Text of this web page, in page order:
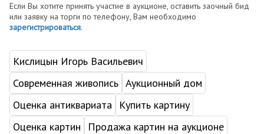
Если Вы хотите принять участие в аукционе, оставить заочный бид
или заявку на торги по телефону, Вам необходимо
зарегистрироваться.
Кислицын Игорь Васильевич
Современная живопись Аукционный дом
Оценка антиквариата
Купить картину
Оценка картин
Продажа картин на аукционе